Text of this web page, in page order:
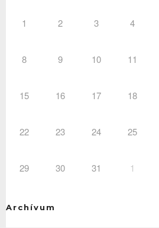
1 2 3 4
8 9 10 11
15 16 17 18
22 23 24 25
29 30 31 1
Archívum